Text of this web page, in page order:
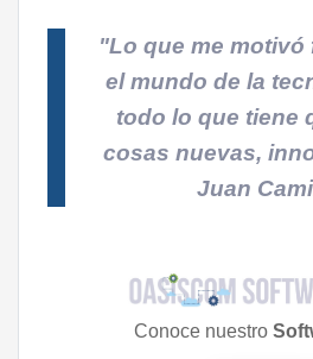
"Lo que me motivó
el mundo de la
todo lo que tiene
cosas nuevas,
Juan
Conoce nuestro